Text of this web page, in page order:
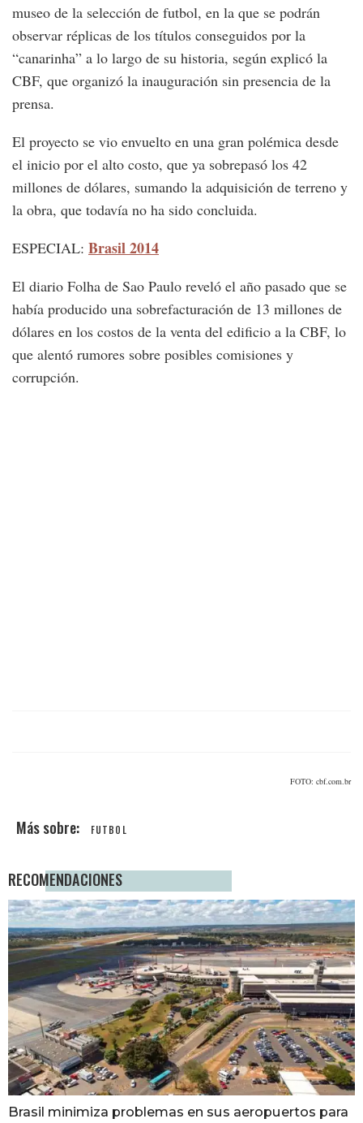
museo de la selección de futbol, en la que se podrán
observar réplicas de los títulos conseguidos por la
“canarinha” a lo largo de su historia, según explicó la
CBF, que organizó la inauguración sin presencia de la
prensa.
El proyecto se vio envuelto en una gran polémica desde
el inicio por el alto costo, que ya sobrepasó los 42
millones de dólares, sumando la adquisición de terreno y
la obra, que todavía no ha sido concluida.
ESPECIAL: Brasil 2014
El diario Folha de Sao Paulo reveló el año pasado que se
había producido una sobrefacturación de 13 millones de
dólares en los costos de la venta del edificio a la CBF, lo
que alentó rumores sobre posibles comisiones y
corrupción.
FOTO: cbf.com.br
FUTBOL
RECOMENDACIONES
Brasil minimiza problemas en sus aeropuertos para